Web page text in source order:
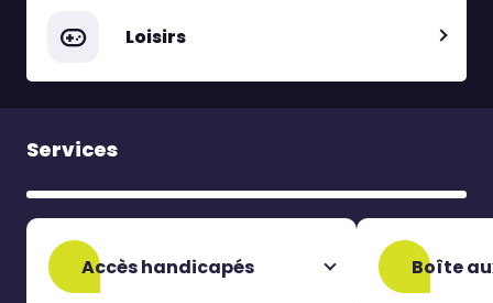
Loisirs
Services
Accès handicapés Boîte